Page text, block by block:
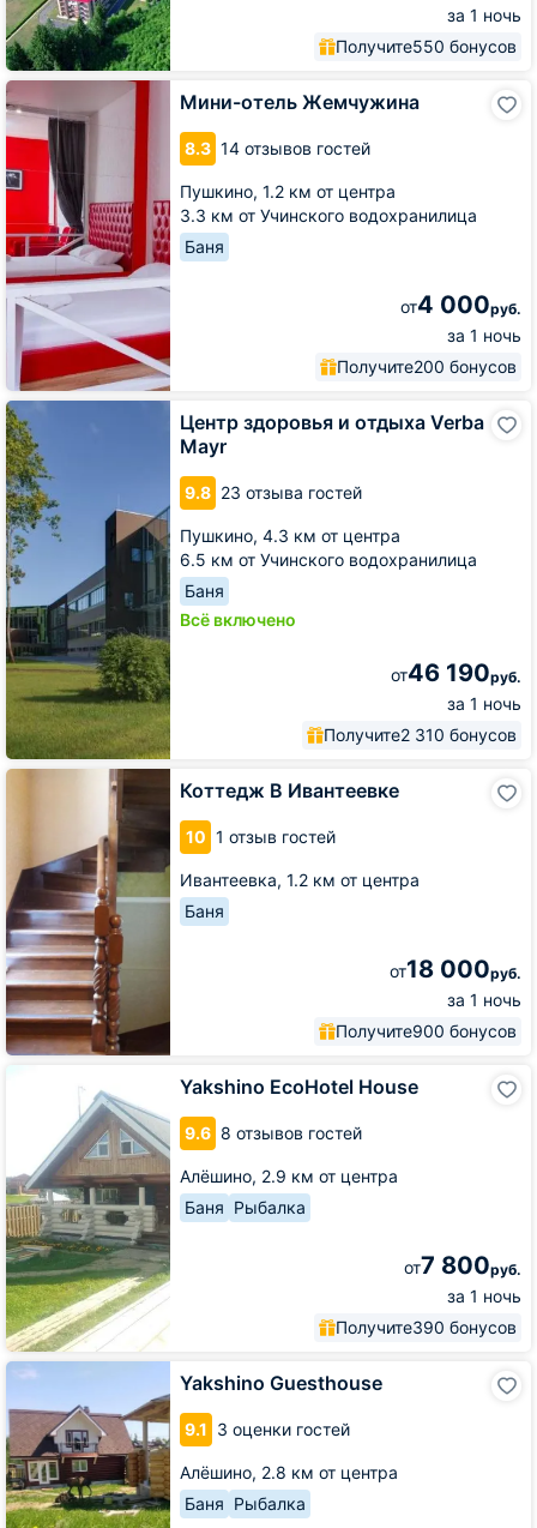
за 1 ночь
Получите550 бонусов
Мини-отель Жемчужина
8.3 14 отзывов гостей
Пушкино, 1.2 км от центра
3.3 км от Учинского водохранилица
Баня
от4 000руб.
за 1 ночь
Получите200 бонусов
Мини-
отель
Жемчужина
Центр здоровья и отдыха Verba
Mayr
9.8 23 отзыва гостей
Пушкино, 4.3 км от центра
6.5 км от Учинского водохранилица
Баня
Всё включено
от46 190руб.
за 1 ночь
Получите2 310 бонусов
Центр
здоровья
и
отдыха
Verba
Mayr
Коттедж В Ивантеевке
10 1 отзыв гостей
Ивантеевка, 1.2 км от центра
Баня
от18 000руб.
за 1 ночь
Получите900 бонусов
Коттедж
Yakshino EcoHotel House
9.6 8 отзывов гостей
Алёшино, 2.9 км от центра
Баня Рыбалка
от7 800руб.
за 1 ночь
Получите390 бонусов
Yakshino Guesthouse
9.1 3 оценки гостей
Алёшино, 2.8 км от центра
Баня Рыбалка
Yakshino